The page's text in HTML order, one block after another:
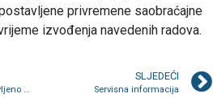
privremene saobraćajne
izvođenja navedenih radova.
Izgrađena nova niša i postavljeno pet novih hajfiša kod kompleksa zgrada Sunce
SLJEDEĆI
Servisna informacija